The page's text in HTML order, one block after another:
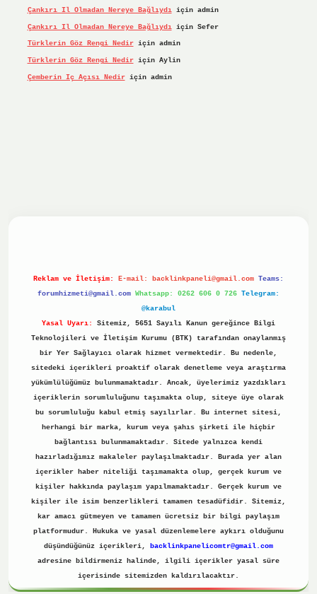
Çankırı Il Olmadan Nereye Bağlıydıiçin admin
Çankırı Il Olmadan Nereye Bağlıydıiçin Sefer
Türklerin Göz Rengi Nediriçin admin
Türklerin Göz Rengi Nediriçin Aylin
Çemberin Iç Açısı Nediriçin admin
Reklam ve İletişim: E-mail: backlinkpaneli@gmail.com Teams:
forumhizmeti@gmail.com Whatsapp: 0262 606 0 726 Telegram:
@karabul
Yasal Uyarı:
Sitemiz, 5651 Sayılı Kanun gereğince Bilgi
Teknolojileri ve İletişim Kurumu (BTK) tarafından onaylanmış
bir Yer Sağlayıcı olarak hizmet vermektedir. Bu nedenle,
sitedeki içerikleri proaktif olarak denetleme veya araştırma
yükümlülüğümüz bulunmamaktadır. Ancak, üyelerimiz yazdıkları
içeriklerin sorumluluğunu taşımakta olup, siteye üye olarak
bu sorumluluğu kabul etmiş sayılırlar. Bu internet sitesi,
herhangi bir marka, kurum veya şahıs şirketi ile hiçbir
bağlantısı bulunmamaktadır. Sitede yalnızca kendi
hazırladığımız makaleler paylaşılmaktadır. Burada yer alan
içerikler haber niteliği taşımamakta olup, gerçek kurum ve
kişiler hakkında paylaşım yapılmamaktadır. Gerçek kurum ve
kişiler ile isim benzerlikleri tamamen tesadüfidir. Sitemiz,
kar amacı gütmeyen ve tamamen ücretsiz bir bilgi paylaşım
platformudur. Hukuka ve yasal düzenlemelere aykırı olduğunu
düşündüğünüz içerikleri,
backlinkpanelicomtr@gmail.com
adresine bildirmeniz halinde, ilgili içerikler yasal süre
içerisinde sitemizden kaldırılacaktır.